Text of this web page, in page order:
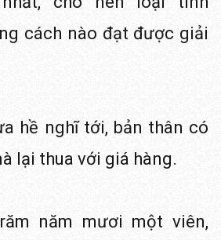
cách nào đạt được giải
hề nghĩ tới, bản thân có
lại thua với giá hàng.
năm mươi một viên,